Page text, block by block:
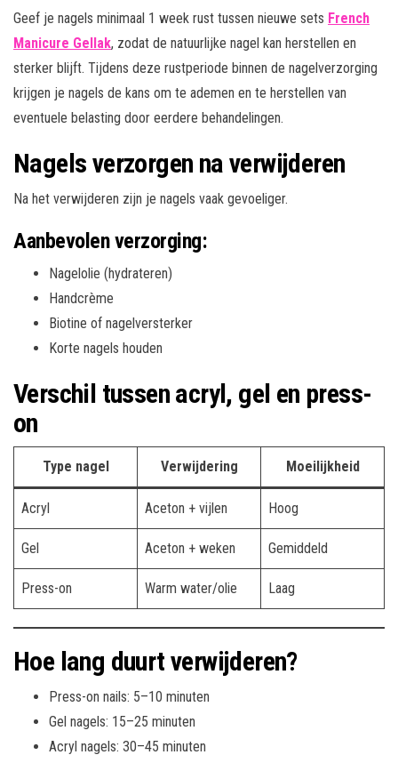
Geef je nagels minimaal 1 week rust tussen nieuwe sets French
Manicure Gellak, zodat de natuurlijke nagel kan herstellen en
sterker blijft. Tijdens deze rustperiode binnen de nagelverzorging
krijgen je nagels de kans om te ademen en te herstellen van
eventuele belasting door eerdere behandelingen.
Nagels verzorgen na verwijderen
Na het verwijderen zijn je nagels vaak gevoeliger.
Aanbevolen verzorging:
Nagelolie (hydrateren)
Handcrème
Biotine of nagelversterker
Korte nagels houden
Verschil tussen acryl, gel en press-
on
Type nagel Verwijdering Moeilijkheid
Acryl Aceton + vijlen Hoog
Gel Aceton + weken Gemiddeld
Press-on Warm water/olie Laag
Hoe lang duurt verwijderen?
Press-on nails: 5–10 minuten
Gel nagels: 15–25 minuten
Acryl nagels: 30–45 minuten